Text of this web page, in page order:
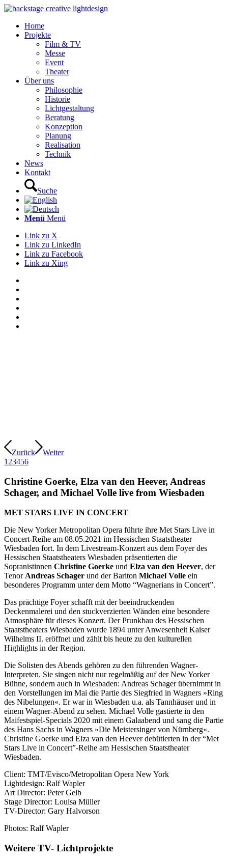
Home
Projekte
Film & TV
Messe
Event
Theater
Über uns
Philosophie
Historie
Lichtgestaltung
Beratung
Konzeption
Planung
Realisation
Technik
News
Kontakt
Suche
Menü Menü
Link zu X
Link zu LinkedIn
Link zu Facebook
Link zu Xing
Zurück
Weiter
1 23456
Christine Goerke, Elza van den Heever, Andreas
Schager, and Michael Volle live from Wiesbaden
MET STARS LIVE IN CONCERT
Die New Yorker Metropolitan Opera führte ihre Met Stars Live in
Concert-Reihe am 08.05.2021 im Hessischen Staatstheater
Wiesbaden fort. In dem Livestream-Konzert aus dem Foyer des
Hessischen Staatstheaters Wiesbaden präsentierten die
Sopranistinnen Christine Goerke und Elza van den Heever, der
Tenor Andreas Schager und der Bariton Michael Volle ein
besonderes Programm unter dem Motto “Wagnerians in Concert”.
Das prächtige Foyer schafft mit der beeindruckenden
Deckenmalerei und den stuckverzierten Wänden eine besondere
Atmosphäre für dieses Konzert. Der Prunkbau des Hessischen
Staatstheaters Wiesbaden wurde 1894 unter Anwesenheit Kaiser
Wilhelms II. eröffnet und zählt bis heute zu den kulturellen
Highlights in der Region.
Die Solisten des Abends gehören zu den führenden Wagner-
Interpreten. Sie singen nicht nur regelmäßig auf der New Yorker
Bühne, sondern auch in Wiesbaden: Andreas Schager übernimmt in
den Vorstellungen im Mai die Partie des Siegfried in Wagners »Ring
des Nibelungen«. Er war in Wiesbaden u.a. als Tannhäuser und in
einem Wagner-Abend zu sehen. Michael Volle gastierte in den
Maifestspiel-Specials 2020 mit einem Galaabend und sang die Partie
des Hans Sachs in Wagners »Die Meistersinger von Nürnberg«.
Christine Goerke und Elza van den Heever debütierten in der “Met
Stars Live in Concert”-Reihe am Hessischen Staatstheater
Wiesbaden.
Client: TMT/Evisco/Metropolitan Opera New York
Lightdesign: Ralf Wapler
Art Director: Peter Gelb
Stage Director: Louisa Müller
TV-Director: Gary Halvorson
Photos: Ralf Wapler
Weitere TV- Lichtprojekte